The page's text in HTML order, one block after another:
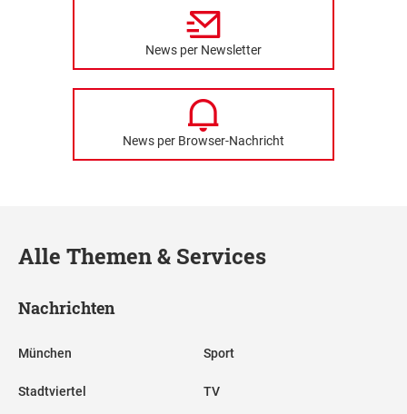
News per Newsletter
News per Browser-Nachricht
Alle Themen & Services
Nachrichten
München
Stadtviertel
Sport
TV